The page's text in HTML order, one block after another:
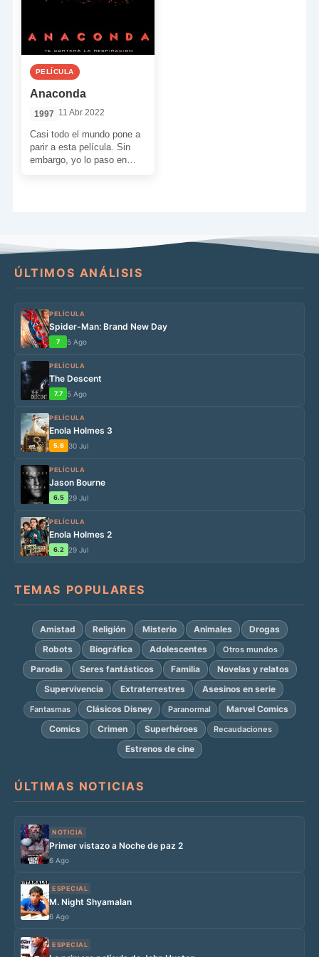
PELÍCULA
Anaconda
1997 11 Abr 2022
Casi todo el mundo pone a
parir a esta película. Sin
embargo, yo lo paso en
ÚLTIMOS ANÁLISIS
PELÍCULA
Spider-Man: Brand New Day
7 5 Ago
PELÍCULA
The Descent
7.7 5 Ago
PELÍCULA
Enola Holmes 3
5.6 30 Jul
PELÍCULA
Jason Bourne
6.5 29 Jul
PELÍCULA
Enola Holmes 2
6.2 29 Jul
TEMAS POPULARES
Amistad Religión Misterio Animales
Drogas
Robots
Biográfica Adolescentes Otros mundos
Parodia Seres fantásticos Familia
Novelas y relatos
Supervivencia
Extraterrestres Asesinos en serie
Fantasmas Clásicos Disney Paranormal
Marvel Comics
Comics
Crimen Superhéroes Recaudaciones
Estrenos de cine
ÚLTIMAS NOTICIAS
NOTICIA
Primer vistazo a Noche de paz 2
6 Ago
ESPECIAL
M. Night Shyamalan
6 Ago
ESPECIAL